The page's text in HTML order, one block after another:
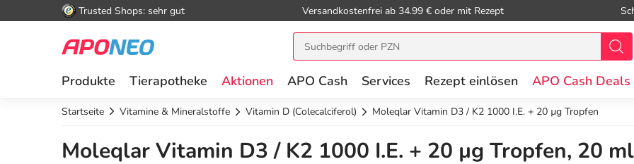
Trusted Shops: sehr gut Versandkostenfrei ab 34.99 € oder mit Rezept
Produkte Tierapotheke Aktionen APO Cash Services Rezept einlösen APO Cash Deals
Startseite Vitamine & Mineralstoffe Vitamin D (Colecalciferol) Moleqlar Vitamin D3 / K2 1000 I.E. + 20 µg Tropfen
Moleqlar Vitamin D3 / K2 1000 I.E. + 20 µg Tropfen, 20 ml